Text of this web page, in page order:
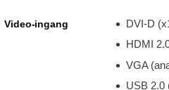
Video-ingang
DVI-D
HDMI
VGA
USB 2.0